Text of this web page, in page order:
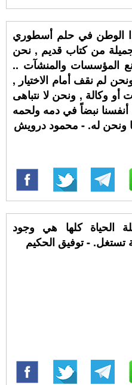
الوطن في حلم أسطوري
من كتاب قديم , نحن
المؤسسات والمنشآت ..
لم نقف أمام الاختيار ,
وكالة , ونحن لا نتباهى
أنفسنا نبضاً في دمه ولحمه
ونحن له. - محمود درويش
الحياة كلها هي وجود
تستغل. - توفيق الحكيم